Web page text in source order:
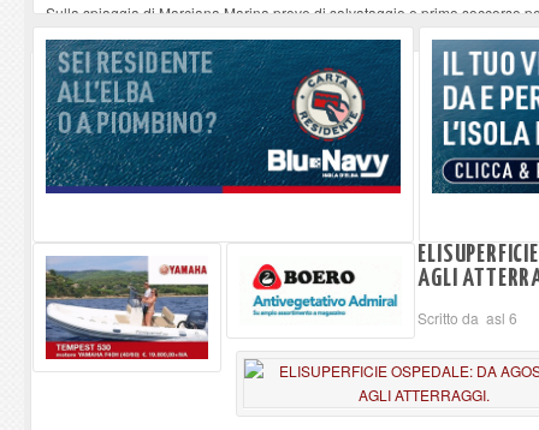
Sulla spiaggia di Marciana Marina prove di salvataggio e primo soccorso
Rotta Elba–Bali: il viaggio impossibile di Moira Lena Tassi approda al
Il 9 e 11 agosto, due passeggiate alla scoperta di chiese, santi, antichi
Danilo Casali, marinaio decorato dell’Elba e la straordinaria traversata con
AGLI
Scritto da asl 6